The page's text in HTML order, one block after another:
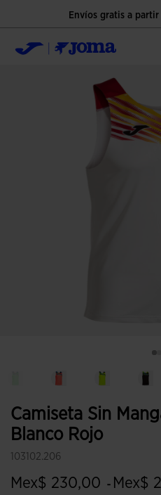
Envíos gratis a
Camiseta Sin
Blanco Rojo
103102.206
Mex$ 230,00 - Mex$